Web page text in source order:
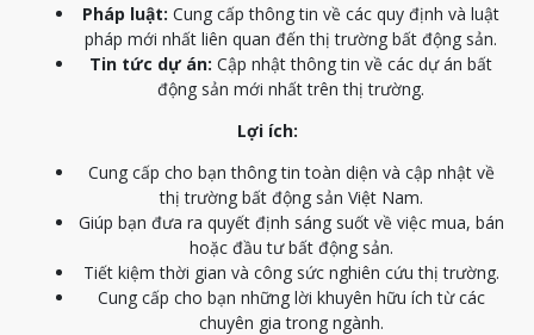
Pháp luật: Cung cấp thông tin về các quy định và luật
pháp mới nhất liên quan đến thị trường bất động sản.
Tin tức dự án: Cập nhật thông tin về các dự án bất
động sản mới nhất trên thị trường.
Lợi ích:
Cung cấp cho bạn thông tin toàn diện và cập nhật về
thị trường bất động sản Việt Nam.
Giúp bạn đưa ra quyết định sáng suốt về việc mua, bán
hoặc đầu tư bất động sản.
Tiết kiệm thời gian và công sức nghiên cứu thị trường.
Cung cấp cho bạn những lời khuyên hữu ích từ các
chuyên gia trong ngành.